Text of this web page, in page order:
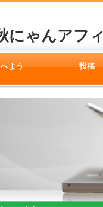
ゃんアフィ
よう 投稿